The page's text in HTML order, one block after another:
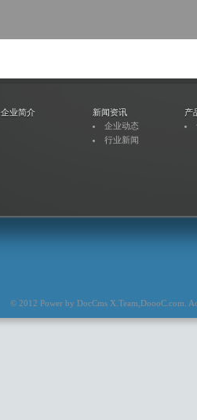
企业简介
新闻资讯
企业动态
行业新闻
产
© 2012 Power by DocCms X.Team DoooC.com .